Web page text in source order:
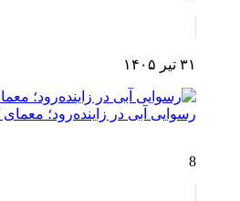
۳۱ تیر ۱۴۰۵
رسوایی آبی در زاینده‌رود؛ معمای گم شدن ۲۵ مترمکعب آب در مسیر
8